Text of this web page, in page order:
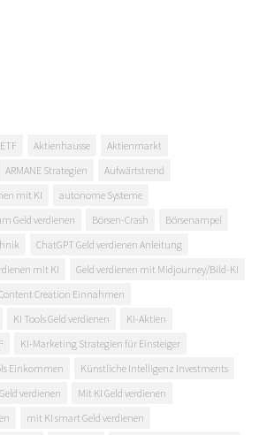
Aktienhausse
Aktienmarkt
ARMANE Strategien
Aufwärtstrend
mit KI
autonome Systeme
Geld verdienen
Börsen-Crash
Börsenampel
ChatGPT Geld verdienen Anleitung
mit KI
Geld verdienen mit Midjourney/Bild-KI
Creation Einnahmen
KI Tools Geld verdienen
KI-Aktien
KI-Marketing Strategien für Einsteiger
Einkommen
Künstliche Intelligenz Investments
verdienen
Mit KI Geld verdienen
mit KI smart Geld verdienen